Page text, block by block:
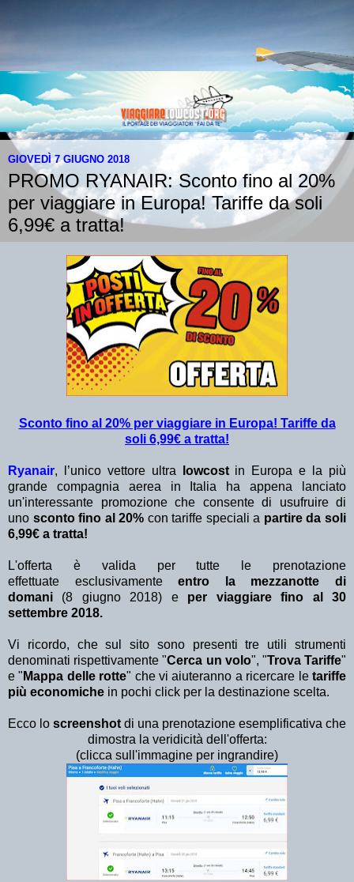
GIOVEDÌ 7 GIUGNO 2018
PROMO RYANAIR: Sconto fino al 20%
per viaggiare in Europa! Tariffe da soli
6,99€ a tratta!
Sconto fino al 20% per viaggiare in Europa! Tariffe da
soli 6,99€ a tratta!
Ryanair, l’unico vettore ultra lowcost in Europa e la più
grande compagnia aerea in Italia ha appena lanciato
un'interessante promozione che consente di usufruire di
uno sconto fino al 20% con tariffe speciali a partire da soli
6,99€ a tratta!
L'offerta è valida per tutte le prenotazione
effettuate esclusivamenteentro la mezzanotte di
domani (8 giugno 2018) e per viaggiare fino al 30
settembre 2018.
Vi ricordo, che sul sito sono presenti tre utili strumenti
denominati rispettivamente "Cerca un volo", "Trova Tariffe"
e " Mappa delle rotte" che vi aiuteranno a ricercare letariffe
più economiche in pochi click per la destinazione scelta.
Ecco lo screenshot di una prenotazione esemplificativa che
dimostra la veridicità dell'offerta:
(clicca sull'immagine per ingrandire)